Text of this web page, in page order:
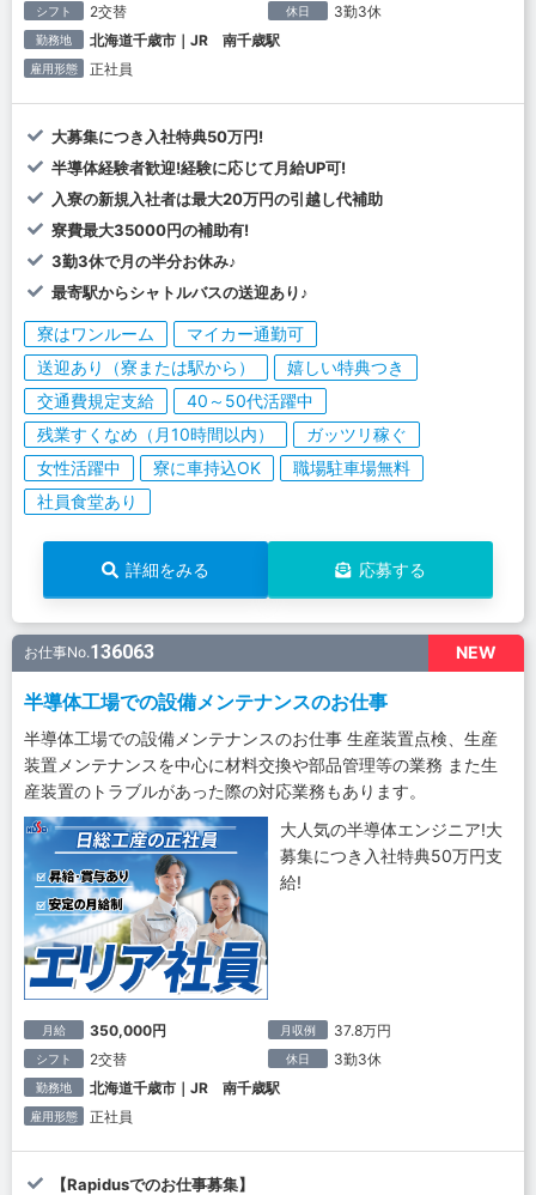
シフト 2交替 休日 3勤3休
勤務地 北海道千歳市｜JR 南千歳駅
雇用形態 正社員
大募集につき入社特典50万円!
半導体経験者歓迎!経験に応じて月給UP可!
入寮の新規入社者は最大20万円の引越し代補助
寮費最大35000円の補助有!
3勤3休で月の半分お休み♪
最寄駅からシャトルバスの送迎あり♪
寮はワンルーム
マイカー通勤可
送迎あり（寮または駅から）
嬉しい特典つき
交通費規定支給
40～50代活躍中
残業すくなめ（月10時間以内）
ガッツリ稼ぐ
女性活躍中
寮に車持込OK
職場駐車場無料
社員食堂あり
詳細をみる 応募する
NEW
お仕事No.136063
半導体工場での設備メンテナンスのお仕事
半導体工場での設備メンテナンスのお仕事 生産装置点検、生産
装置メンテナンスを中心に材料交換や部品管理等の業務 また生
産装置のトラブルがあった際の対応業務もあります。
大人気の半導体エンジニア!大
募集につき入社特典50万円支
給!
月給 350,000円 月収例 37.8万円
シフト 2交替 休日 3勤3休
勤務地 北海道千歳市｜JR 南千歳駅
雇用形態 正社員
【Rapidusでのお仕事募集】